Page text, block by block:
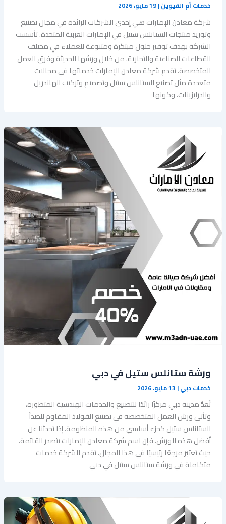
خدمات أم القيوين|19 مايو، 2026
شركة معادن الإمارات هي إحدى الشركات الرائدة في مجال تصنيع
وتوريد منتجات الستانلس ستيل في الإمارات العربية المتحدة. تأسست
الشركة بهدف توفير حلول مبتكرة ومتنوعة للعملاء في مختلف
القطاعات الصناعية والتجارية. من خلال ورشها الحديثة وفرق العمل
المتخصصة، تقدم شركة معادن الإمارات خدماتها في مجالات
متعددة مثل تصنيع الستانلس ستيل وتصميم وتركيب الهاندريل
والدرابزينات. وكونها
‏ورشة ستانلس ستيل في دبي
خدمات دبي| 13 مايو، 2026
تُعدُّ مدينة دبي مركزًا رائدًا للتصنيع والخدمات الهندسية المتطورة،
وتأتي ورش العمل المتخصصة في تصنيع الفولاذ المقاوم للصدأ
الستانلس ستيل كجزء أساسي من هذه المنظومة. إذا تحدثنا عن
أفضل هذه الورش، فإن اسم شركة معادن الإمارات يتصدر القائمة،
حيث تعتبر مرجعًا رئيسيًا في هذا المجال. تقدم الشركة خدمات
متكاملة في ورشة ستانلس ستيل في دبي